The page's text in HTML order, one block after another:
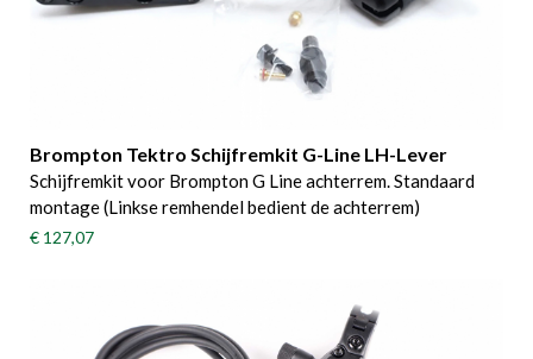
Brompton Tektro Schijfremkit G-Line LH-Lever
Schijfremkit voor Brompton G Line achterrem. Standaard
montage (Linkse remhendel bedient de achterrem)
€ 127,07